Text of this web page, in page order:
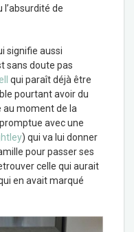
de
signifie aussi
sans doute pas
qui paraît déjà être
pourtant avoir du
au moment de la
avec une
) qui va lui donner
pour passer ses
celle qui aurait
en avait marqué